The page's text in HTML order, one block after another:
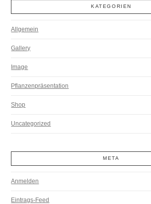
KATEGORIEN
Allgemein
Gallery
Image
Pflanzenpräsentation
Shop
Uncategorized
META
Anmelden
Eintrags-Feed